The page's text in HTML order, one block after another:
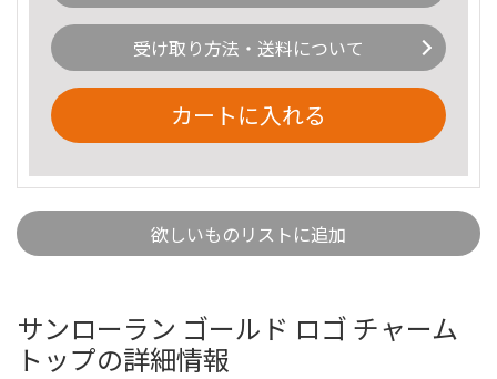
受け取り方法・送料について
カートに入れる
欲しいものリストに追加
サンローラン ゴールド ロゴ チャーム
トップの詳細情報